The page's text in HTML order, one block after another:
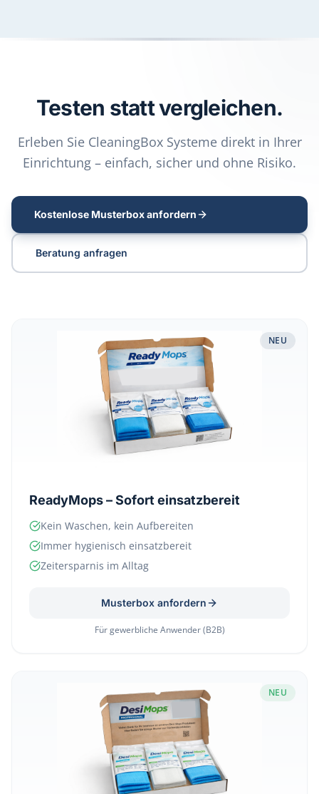
Testen statt vergleichen.
Erleben Sie CleaningBox Systeme direkt in Ihrer
Einrichtung – einfach, sicher und ohne Risiko.
Kostenlose Musterbox anfordern
Beratung anfragen
NEU
ReadyMops – Sofort einsatzbereit
Kein Waschen, kein Aufbereiten
Immer hygienisch einsatzbereit
Zeitersparnis im Alltag
Musterbox anfordern
Für gewerbliche Anwender (B2B)
NEU